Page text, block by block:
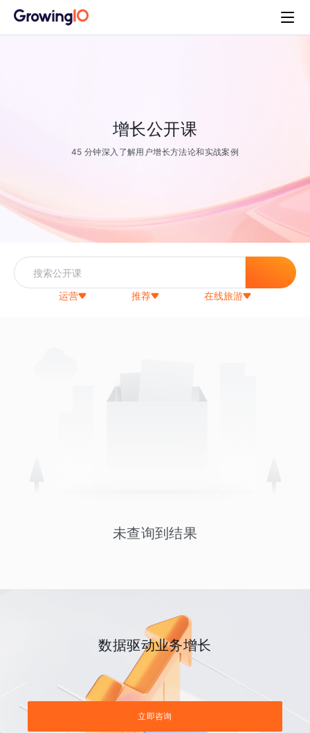
增长公开课
45 分钟深入了解用户增长方法论和实战案例
运营 推荐 在线旅游
未查询到结果
数据驱动业务增长
立即咨询